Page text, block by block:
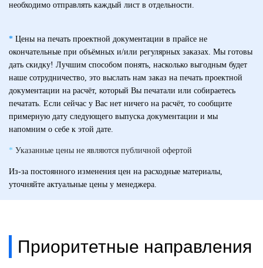
необходимо отправлять каждый лист в отдельности.
* Цены на печать проектной документации в прайсе не
окончательные при объёмных и/или регулярных заказах. Мы готовы
дать скидку! Лучшим способом понять, насколько выгодным будет
наше сотрудничество, это выслать нам заказ на печать проектной
документации на расчёт, который Вы печатали или собираетесь
печатать. Если сейчас у Вас нет ничего на расчёт, то сообщите
примерную дату следующего выпуска документации и мы
напомним о себе к этой дате.
* Указанные цены не являются публичной офертой
Из-за постоянного изменения цен на расходные материалы,
уточняйте актуальные цены у менеджера.
Приоритетные направления